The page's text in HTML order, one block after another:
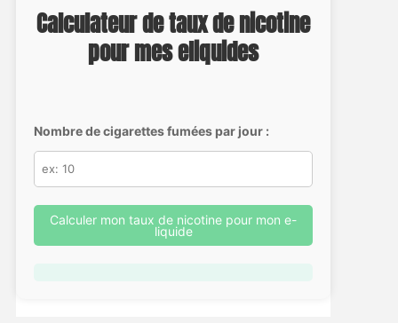
Calculateur de taux de nicotine
pour mes eliquides
Nombre de cigarettes fumées par jour :
Calculer mon taux de nicotine pour mon e-
liquide